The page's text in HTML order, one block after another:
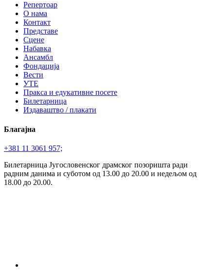
Репертоар
О нама
Контакт
Представе
Сцене
Набавка
Ансамбл
Фондација
Вести
УТЕ
Пракса и едукативне посете
Билетарница
Издаваштво / плакати
Благајна
+381 11 3061 957;
Билетарница Југословенског драмског позоришта ради
радним данима и суботом од 13.00 до 20.00 и недељом од
18.00 до 20.00.